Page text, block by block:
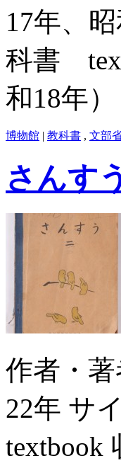
17年、
科書
和18年
博物館 | 教科書 , 文部
さんす
作者・
22年 サ
textbook